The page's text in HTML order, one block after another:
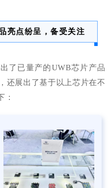
亮点纷呈，备受关注
了已量产的UWB芯片产品
还展出了基于以上芯片在不
：